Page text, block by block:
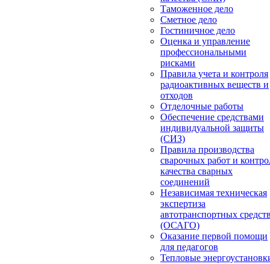
Таможенное дело
Сметное дело
Гостиничное дело
Оценка и управление
профессиональными
рисками
Правила учета и контроля
радиоактивных веществ и
отходов
Отделочные работы
Обеспечение средствами
индивидуальной защиты
(СИЗ)
Правила производства
сварочных работ и
качества сварных
соединений
Независимая техническая
экспертиза
автотранспортных
(ОСАГО)
Оказание первой помощи
для педагогов
Тепловые